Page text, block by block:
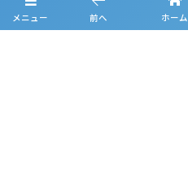
メニュー 前へ ホーム
グッズ購入